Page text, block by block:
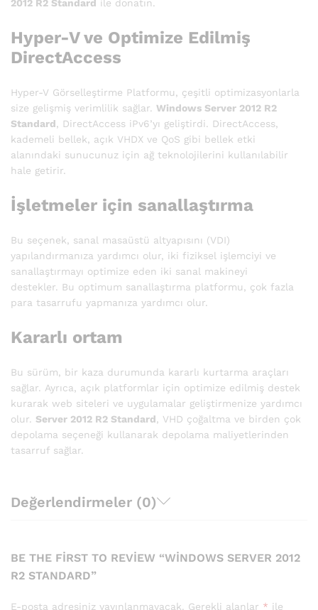
2012 R2 Standard ile donatın.
Hyper-V ve Optimize Edilmiş
DirectAccess
Hyper-V Görselleştirme Platformu, çeşitli optimizasyonlarla
size gelişmiş verimlilik sağlar. Windows Server 2012 R2
Standard , DirectAccess iPv6’yı geliştirdi. DirectAccess,
kademeli bellek, açık VHDX ve QoS gibi bellek etki
alanındaki sunucunuz için ağ teknolojilerini kullanılabilir
hale getirir.
İşletmeler için sanallaştırma
Bu seçenek, sanal masaüstü altyapısını (VDI)
yapılandırmanıza yardımcı olur, iki fiziksel işlemciyi ve
sanallaştırmayı optimize eden iki sanal makineyi
destekler. Bu optimum sanallaştırma platformu, çok fazla
para tasarrufu yapmanıza yardımcı olur.
Kararlı ortam
Bu sürüm, bir kaza durumunda kararlı kurtarma araçları
sağlar. Ayrıca, açık platformlar için optimize edilmiş destek
kurarak web siteleri ve uygulamalar geliştirmenize yardımcı
olur. Server 2012 R2 Standard , VHD çoğaltma ve birden çok
depolama seçeneği kullanarak depolama maliyetlerinden
tasarruf sağlar.
Değerlendirmeler (0)
BE THE FIRST TO REVIEW “WINDOWS SERVER 2012
R2 STANDARD”
E-posta adresiniz yayınlanmayacak. Gerekli alanlar * ile